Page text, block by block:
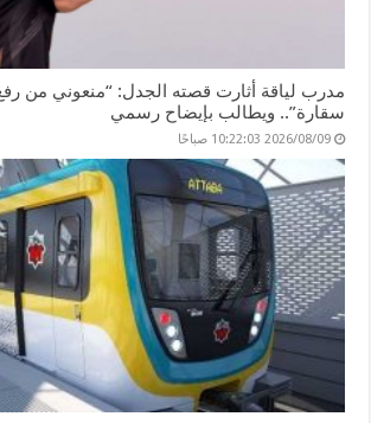
مدرب لياقة أثارت قصته الجدل: “منعوني من
سقارة”.. ويطالب بإيضاح رسمي
2026/08/09 10:22:03 صباحًا